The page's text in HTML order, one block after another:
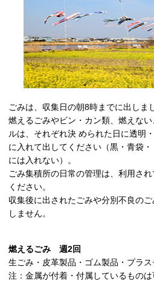
ごみは、収集日の朝8時までに出しま
燃えるごみやビン・カン類、燃えな
ルは、それぞれ決 められた日に透明
に入れて出してください（黒・青袋
には入れない）。
ごみ集積所の日常の管理は、利用さ
ください。
収集後に出されたごみや分別不良の
しません。
燃えるごみ 週2回
生ごみ・皮革製品・ゴム製品・プラ
注：金属が付着・付属しているもの